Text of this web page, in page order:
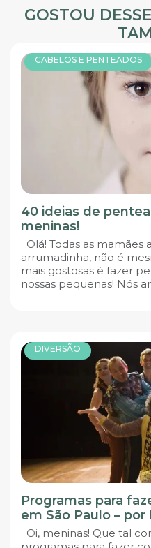
GOSTOU
CABELOS E PENTEADOS
40 ideias de
meninas!
Olá! Todas as mamães
arrumadinha, não é
mais gostosas é fazer
nossas pequenas! Nós
DIVERSÃO
Programas para
em São Paulo – por
Oi, meninas! Que tal